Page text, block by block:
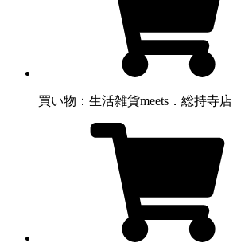
買い物：生活雑貨meets．総持寺店